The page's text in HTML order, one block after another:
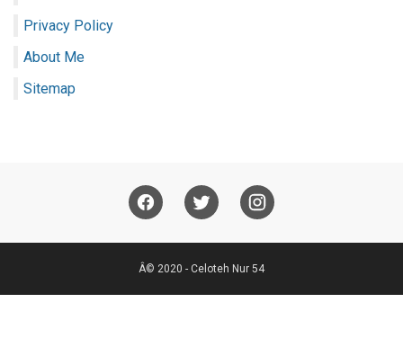
Privacy Policy
About Me
Sitemap
Â© 2020 - Celoteh Nur 54